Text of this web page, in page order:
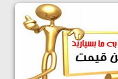
رقبای نمایندگان